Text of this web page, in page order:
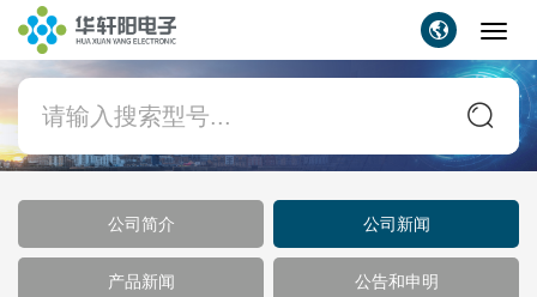
公司简介 公司新闻
产品新闻 公告和申明